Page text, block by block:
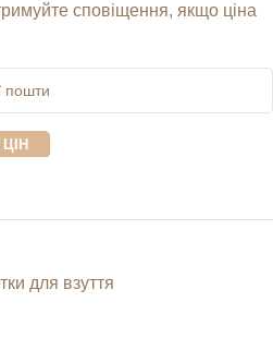
сповіщення, якщо ціна
для взуття